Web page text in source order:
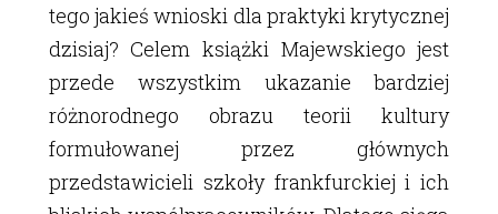
tego jakieś wnioski dla praktyki krytycznej
dzisiaj? Celem książki Majewskiego jest
przede wszystkim ukazanie bardziej
różnorodnego obrazu teorii kultury
formułowanej przez głównych
przedstawicieli szkoły frankfurckiej i ich